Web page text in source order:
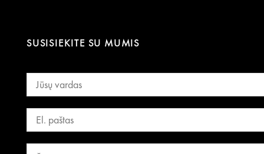
SUSISIEKITE SU MUMIS